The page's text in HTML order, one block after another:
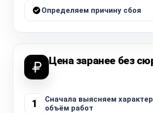
Определяем причину сбоя
Цена заранее без
1
Сначала выясняем
объём работ